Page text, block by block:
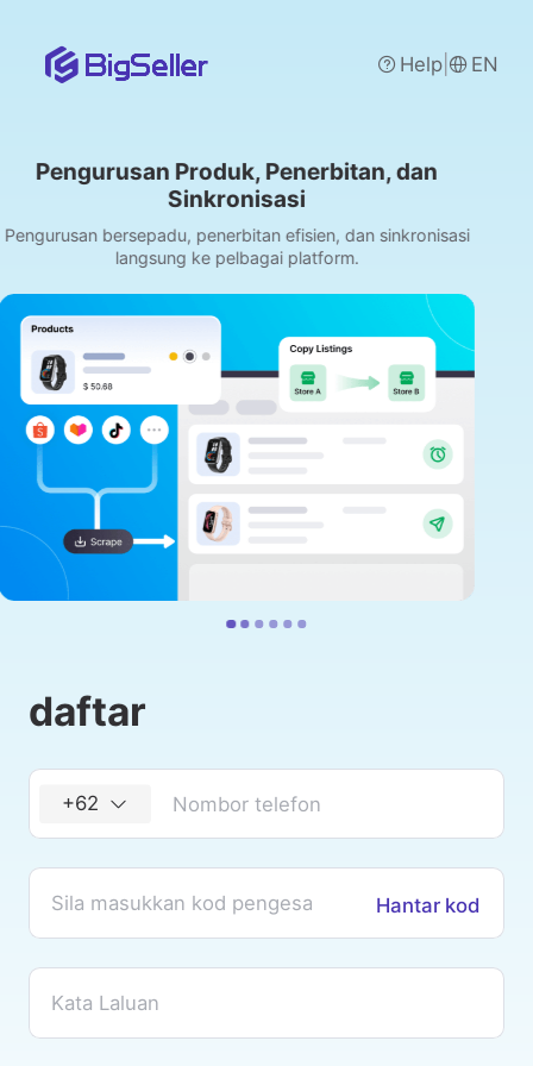
Help EN
Produk, Penerbitan, dan
Sinkronisasi
penerbitan efisien, dan sinkronisasi
ke pelbagai platform.
Shopee,
daftar
+62
Hantar kod